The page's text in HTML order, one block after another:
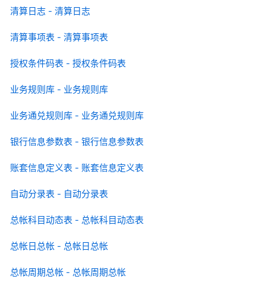
清算日志 - 清算日志
清算事项表 - 清算事项表
授权条件码表 - 授权条件码表
业务规则库 - 业务规则库
业务通兑规则库 - 业务通兑规则库
银行信息参数表 - 银行信息参数表
账套信息定义表 - 账套信息定义表
自动分录表 - 自动分录表
总帐科目动态表 - 总帐科目动态表
总帐日总帐 - 总帐日总帐
总帐周期总帐 - 总帐周期总帐